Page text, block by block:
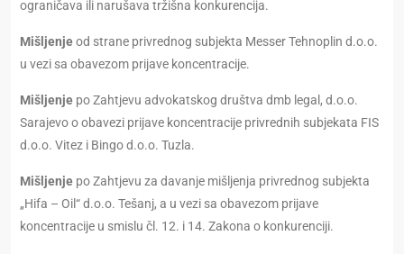
ograničava ili narušava tržišna konkurencija.
Mišljenjeod strane privrednog subjekta Messer Tehnoplin d.o.o.
u vezi sa obavezom prijave koncentracije.
Mišljenje po Zahtjevu advokatskog društva dmb legal, d.o.o.
Sarajevo o obavezi prijave koncentracije privrednih subjekata FIS
d.o.o. Vitez i Bingo d.o.o. Tuzla.
Mišljenje po Zahtjevu za davanje mišljenja privrednog subjekta
„Hifa – Oil“ d.o.o. Tešanj, a u vezi sa obavezom prijave
koncentracije u smislu čl. 12. i 14. Zakona o konkurenciji.